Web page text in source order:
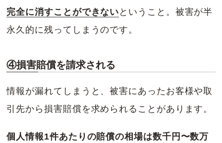
完全に消すことができない ということ。被害が半
永久的に残ってしまうのです。
④損害賠償を請求される
情報が漏れてしまうと、被害にあったお客様や取
引先から損害賠償を求められることがあります。
個人情報1件あたりの賠償の相場は数千円〜数万